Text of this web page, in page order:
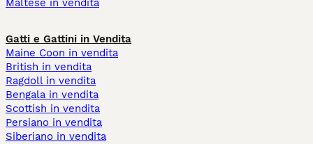
Maltese in vendita
Gatti e Gattini in Vendita
Maine Coon in vendita
British in vendita
Ragdoll in vendita
Bengala in vendita
Scottish in vendita
Persiano in vendita
Siberiano in vendita